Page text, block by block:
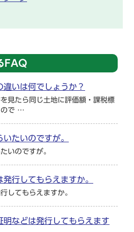
FAQ
いは何でしょうか？
見たら同じ土地に評価額・課税標
ので …
たいのですが。
いのですが。
行してもらえますか。
してもらえますか。
明などは発行してもらえます